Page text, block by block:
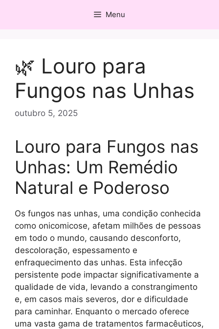
o
Menu
🌿 Louro para
Fungos nas Unhas
outubro 5, 2025
Louro para Fungos nas
Unhas: Um Remédio
Natural e Poderoso
Os fungos nas unhas, uma condição conhecida
como onicomicose, afetam milhões de pessoas
em todo o mundo, causando desconforto,
descoloração, espessamento e
enfraquecimento das unhas. Esta infecção
persistente pode impactar significativamente a
qualidade de vida, levando a constrangimento
e, em casos mais severos, dor e dificuldade
para caminhar. Enquanto o mercado oferece
uma vasta gama de tratamentos farmacêuticos,